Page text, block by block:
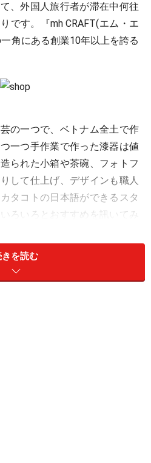
、外国人旅行者が滞在中何往
です。『mh CRAFT(エム・エ
角にある創業10年以上を誇る
の一つで、ベトナム全土で作
一つ手作業で作った漆器は値
られた小箱や茶碗、フォトフ
して仕上げ、デザインも職人
タコトの日本語ができるスタ
ろいろとおすすめを訊いてみ
を読む